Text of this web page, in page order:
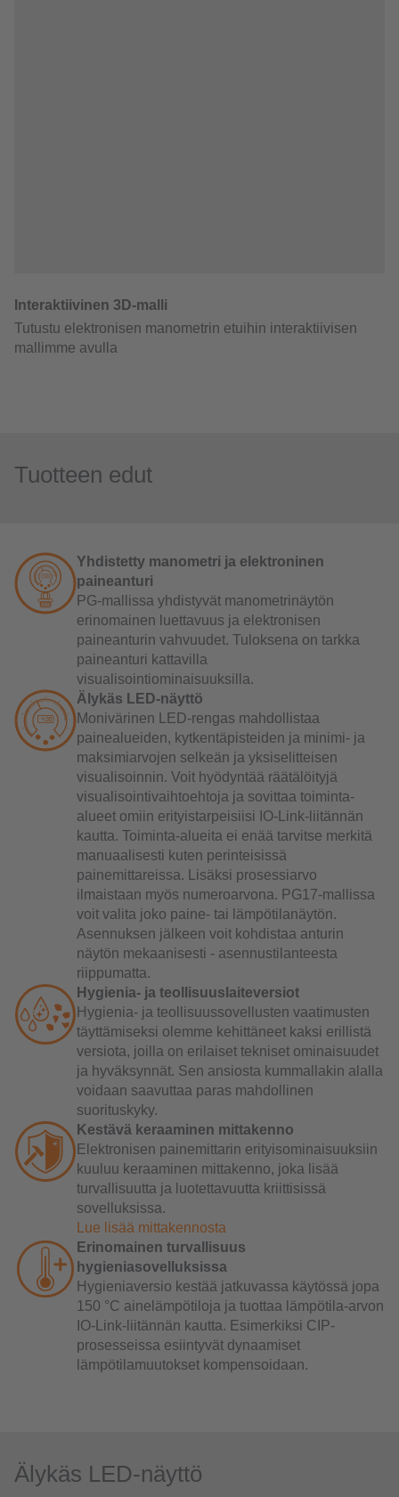
Tuotteen edut
Yhdistetty manometri ja elektroninen
paineanturi
PG-mallissa yhdistyvät manometrinäytön
erinomainen luettavuus ja elektronisen
paineanturin vahvuudet. Tuloksena on tarkka
paineanturi kattavilla
visualisointiominaisuuksilla.
Älykäs LED-näyttö
Monivärinen LED-rengas mahdollistaa
painealueiden, kytkentäpisteiden ja minimi- ja
maksimiarvojen selkeän ja yksiselitteisen
visualisoinnin. Voit hyödyntää räätälöityjä
visualisointivaihtoehtoja ja sovittaa toiminta-
alueet omiin erityistarpeisiisi IO-Link-liitännän
kautta. Toiminta-alueita ei enää tarvitse merkitä
manuaalisesti kuten perinteisissä
painemittareissa. Lisäksi prosessiarvo
ilmaistaan myös numeroarvona. PG17-mallissa
voit valita joko paine- tai lämpötilanäytön.
Asennuksen jälkeen voit kohdistaa anturin
näytön mekaanisesti - asennustilanteesta
riippumatta.
Hygienia- ja teollisuuslaiteversiot
Hygienia- ja teollisuussovellusten vaatimusten
täyttämiseksi olemme kehittäneet kaksi erillistä
versiota, joilla on erilaiset tekniset ominaisuudet
ja hyväksynnät. Sen ansiosta kummallakin alalla
voidaan saavuttaa paras mahdollinen
suorituskyky.
Kestävä keraaminen mittakenno
Elektronisen painemittarin erityisominaisuuksiin
kuuluu keraaminen mittakenno, joka lisää
turvallisuutta ja luotettavuutta kriittisissä
sovelluksissa.
Lue lisää mittakennosta
Erinomainen turvallisuus
hygieniasovelluksissa
Hygieniaversio kestää jatkuvassa käytössä jopa
150 °C ainelämpötiloja ja tuottaa lämpötila-arvon
IO-Link-liitännän kautta. Esimerkiksi CIP-
prosesseissa esiintyvät dynaamiset
lämpötilamuutokset kompensoidaan.
Älykäs LED-näyttö